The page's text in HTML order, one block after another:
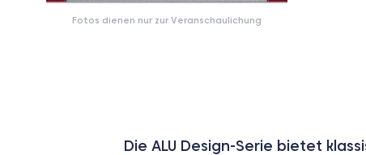
Fotos dienen nur zur Veranschaulichung
Die ALU Design-Serie bietet